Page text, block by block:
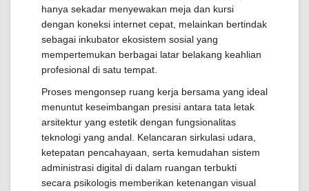
hanya sekadar menyewakan meja dan kursi
dengan koneksi internet cepat, melainkan bertindak
sebagai inkubator ekosistem sosial yang
mempertemukan berbagai latar belakang keahlian
profesional di satu tempat.
Proses mengonsep ruang kerja bersama yang ideal
menuntut keseimbangan presisi antara tata letak
arsitektur yang estetik dengan fungsionalitas
teknologi yang andal. Kelancaran sirkulasi udara,
ketepatan pencahayaan, serta kemudahan sistem
administrasi digital di dalam ruangan terbukti
secara psikologis memberikan ketenangan visual